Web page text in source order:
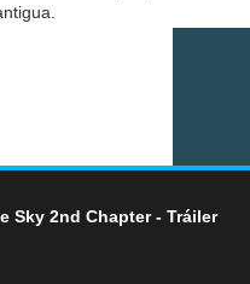
Sky 2nd Chapter - Tráiler